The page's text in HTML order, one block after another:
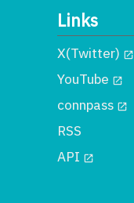
Links
X(Twitter) open_in_new
YouTube open_in_new
connpass open_in_new
RSS
API open_in_new